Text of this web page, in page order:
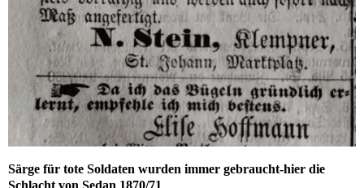
Särge für tote Soldaten wurden immer gebraucht-hier die
Schlacht von Sedan 1870/71